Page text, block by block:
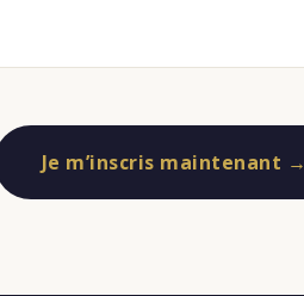
Je m’inscris maintenant →